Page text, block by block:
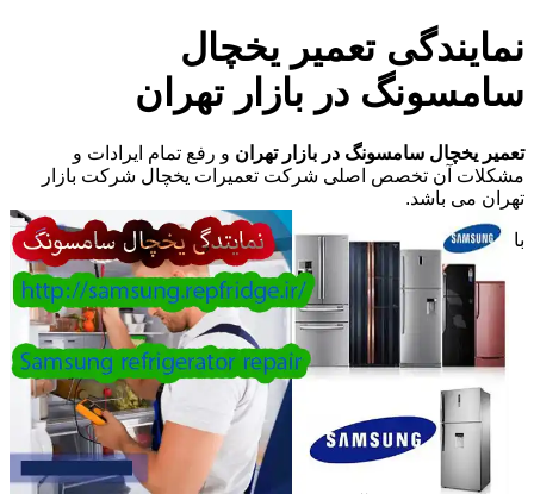
نمایندگی تعمیر یخچال
سامسونگ در بازار تهران
تعمیر یخچال سامسونگ در بازار تهران و رفع تمام ایرادات و
مشکلات آن تخصص اصلی شرکت تعمیرات یخچال شرکت بازار
تهران می باشد.
با